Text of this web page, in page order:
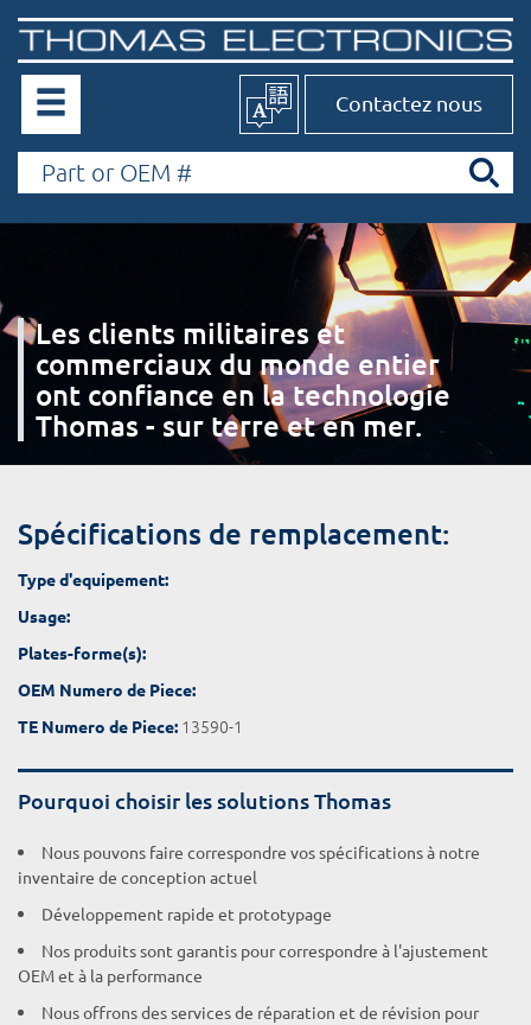
Contactez nous
Les clients militaires et
commerciaux du monde entier
ont confiance en la technologie
Thomas - sur terre et en mer.
Spécifications de remplacement:
Type d'equipement:
Usage:
Plates-forme(s):
OEM Numero de Piece:
TE Numero de Piece: 13590-1
Pourquoi choisir les solutions Thomas
Nous pouvons faire correspondre vos spécifications à notre
inventaire de conception actuel
Développement rapide et prototypage
Nos produits sont garantis pour correspondre à l'ajustement
OEM et à la performance
Nous offrons des services de réparation et de révision pour